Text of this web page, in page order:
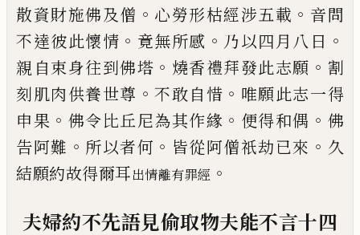
散資財施佛及僧 。 心勞形枯經涉五載 。 音問
不達彼此懷情 。 竟無所感 。 乃以四月八日 。
親自束身往到佛塔 。 燒香禮拜發此志願 。 割
刻肌肉供養世尊 。不敢自惜 。 唯願此志一得
申果 。 佛令比丘尼為其作緣 。 便得和偶 。 佛
告阿難 。 所以者何 。 皆從阿僧祇劫已來 。 久
結願約故得爾耳出情離有罪經 。
夫婦約不先語見偷取物夫能不言十四